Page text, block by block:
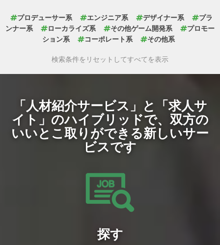
プロデューサー系 エンジニア系 デザイナー系
プラ
ンナー系
ローカライズ系 その他ゲーム開発系
プロモー
ション系
コーポレート系 その他系
検索条件をリセットしてすべてを表示
「人材紹介サービス」と「求人サ
イト」のハイブリッドで、双方の
いいとこ取りができる新しいサー
ビスです
探す